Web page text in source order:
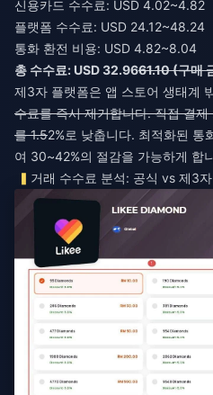
신용카드 수수료: USD 4.02~4.82
플랫폼 수수료: USD 24.12~48.24
통화 환전 비용: USD 4.82~8.04
총 수수료: USD 32.9661.10 (구매
제3자 플랫폼은 앱 스토어 생태계
수료를 즉시 제거합니다. 직접 결
를 1.52%로 낮춥니다. 최적화된 통
여 30~42%의 절감을 가능하게 합
거래 수수료 분석: 공식 vs 제3자